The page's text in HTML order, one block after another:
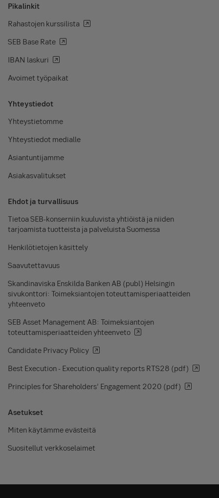
Pikalinkit
Rahastojen kurssilista
SEB Base Rate
IBAN laskuri
Avoimet työpaikat
Yhteystiedot
Yhteystietomme
Yhteystiedot medialle
Asiantuntijamme
Asiakasvalitukset
Ehdot ja turvallisuus
Tietoa SEB-konserniin kuuluvista yhtiöistä ja niiden
tarjoamista tuotteista ja palveluista Suomessa
Henkilötietojen käsittely
Saavutettavuus
Skandinaviska Enskilda Banken AB (publ) Helsingin
sivukonttori: Toimeksiantojen toteuttamisperiaatteiden
yhteenveto
SEB Asset Management AB: Toimeksiantojen
toteuttamisperiaatteiden yhteenveto
Candidate Privacy Policy
Best Execution - Execution quality reports RTS28 (pdf)
Principles for Shareholders’ Engagement 2020 (pdf)
Asetukset
Miten käytämme evästeitä
Suositellut verkkoselaimet